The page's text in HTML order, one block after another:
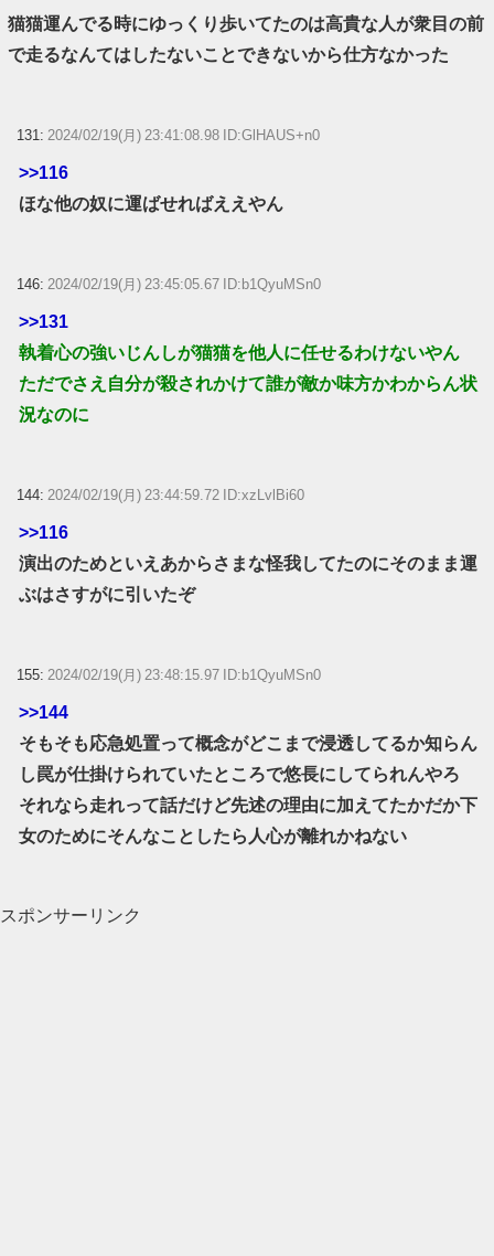
猫猫運んでる時にゆっくり歩いてたのは高貴な人が衆目の前
で走るなんてはしたないことできないから仕方なかった
131: 2024/02/19(月) 23:41:08.98 ID:GlHAUS+n0
>>116
ほな他の奴に運ばせればええやん
146: 2024/02/19(月) 23:45:05.67 ID:b1QyuMSn0
>>131
執着心の強いじんしが猫猫を他人に任せるわけないやん
ただでさえ自分が殺されかけて誰が敵か味方かわからん状
況なのに
144: 2024/02/19(月) 23:44:59.72 ID:xzLvlBi60
>>116
演出のためといえあからさまな怪我してたのにそのまま運
ぶはさすがに引いたぞ
155: 2024/02/19(月) 23:48:15.97 ID:b1QyuMSn0
>>144
そもそも応急処置って概念がどこまで浸透してるか知らん
し罠が仕掛けられていたところで悠長にしてられんやろ
それなら走れって話だけど先述の理由に加えてたかだか下
女のためにそんなことしたら人心が離れかねない
スポンサーリンク